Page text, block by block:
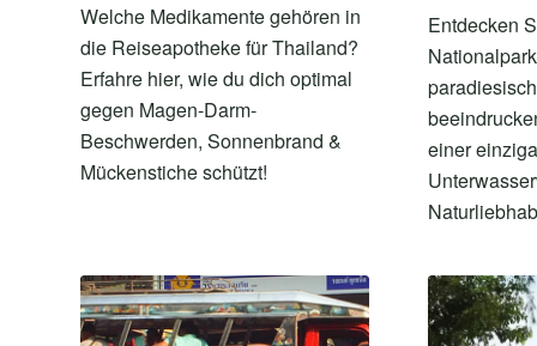
Welche Medikamente gehören in
die Reiseapotheke für Thailand?
Erfahre hier, wie du dich optimal
gegen Magen-Darm-
Beschwerden, Sonnenbrand &
Mückenstiche schützt!
Entdecken
einer